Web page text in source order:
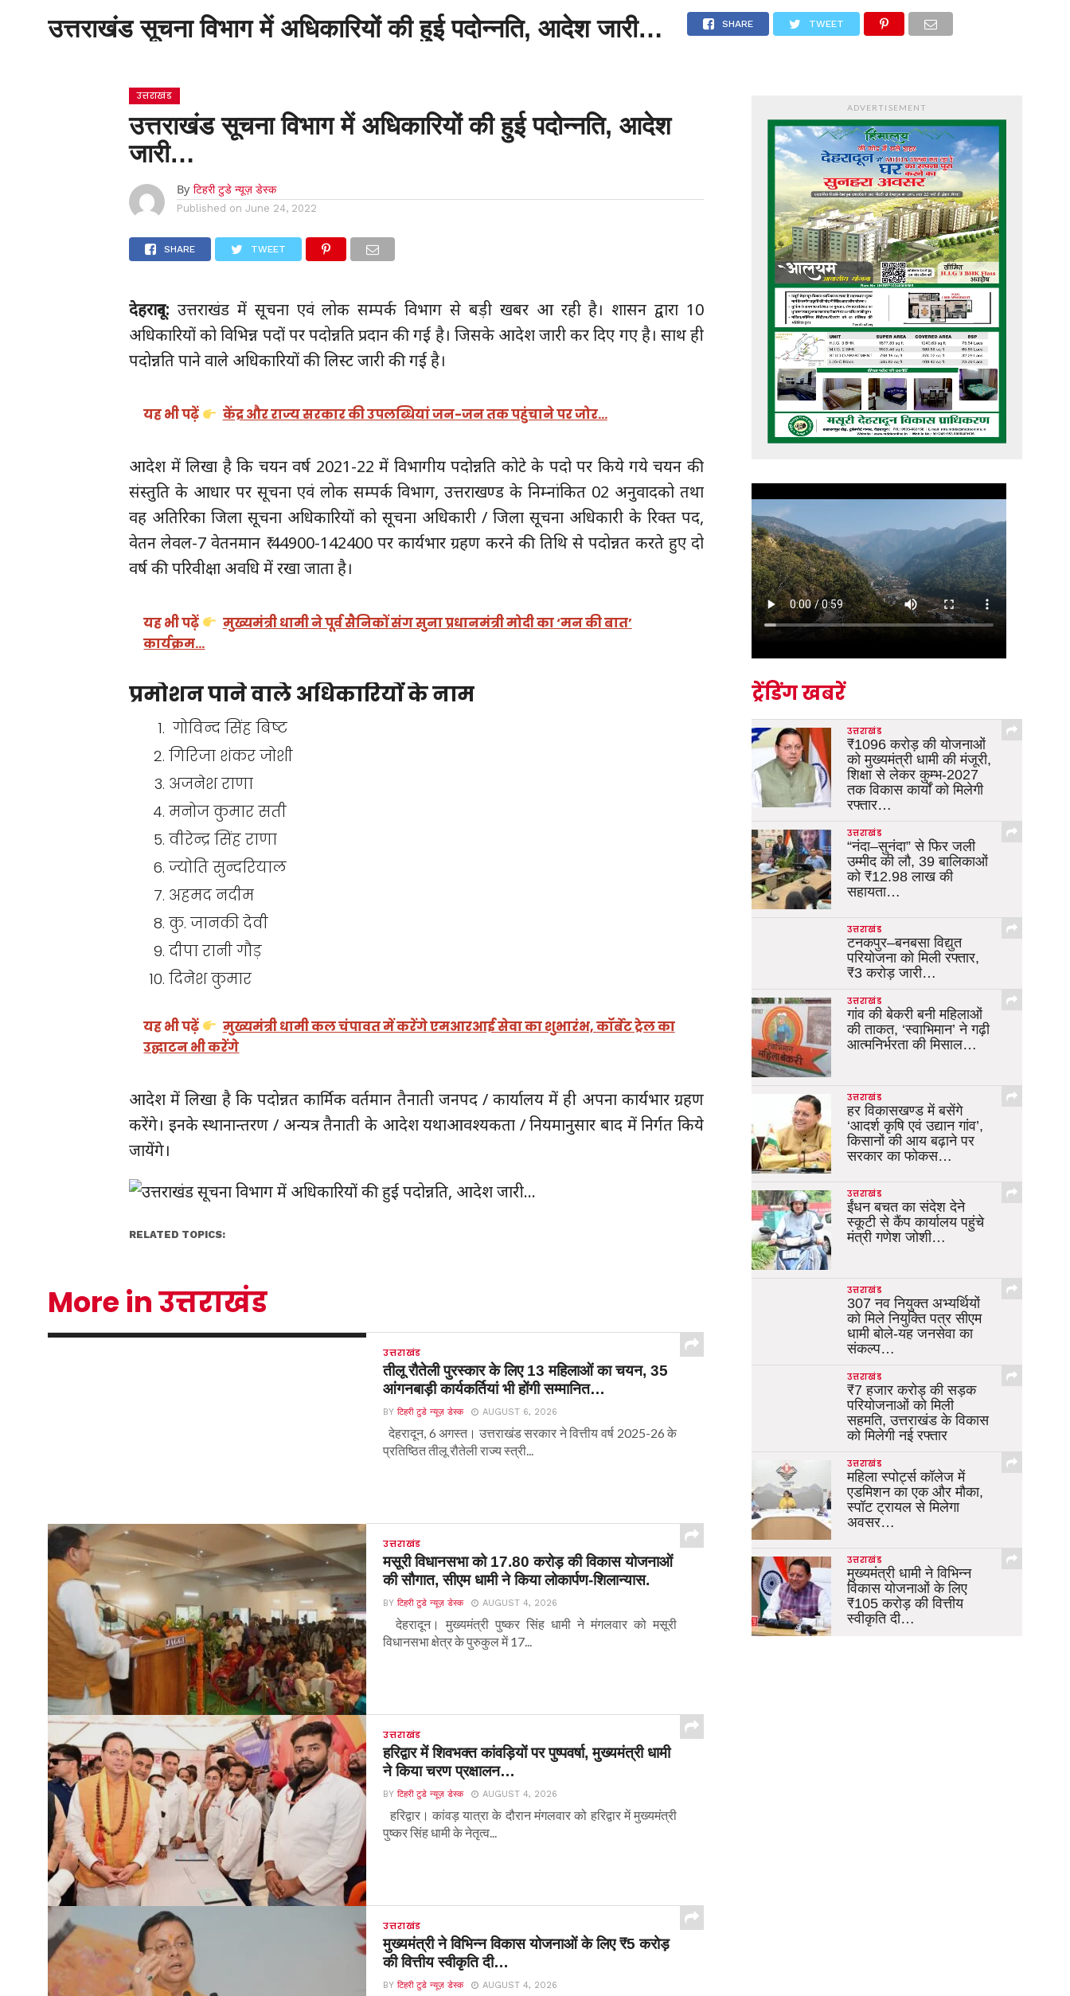
होम उत्तराखंड देश दुनिया संपर्क करें
उत्तराखंड सूचना विभाग में अधिकारियों की हुई पदोन्नति, आदेश जारी… SHARE TWEET
उत्तराखंड
उत्तराखंड सूचना विभाग में अधिकारियों की हुई पदोन्नति, आदेश
जारी…
By टिहरी टुडे न्यूज़ डेस्क
Published on June 24, 2022
SHARE TWEET
देहरादून: उत्तराखंड में सूचना एवं लोक सम्पर्क विभाग से बड़ी खबर आ रही है। शासन द्वारा 10
अधिकारियों को विभिन्न पदों पर पदोन्नति प्रदान की गई है। जिसके आदेश जारी कर दिए गए है। साथ ही
पदोन्नति पाने वाले अधिकारियों की लिस्ट जारी की गई है।
यह भी पढ़ें केंद्र और राज्य सरकार की उपलब्धियां जन-जन तक पहुंचाने पर जोर…
आदेश में लिखा है कि चयन वर्ष 2021-22 में विभागीय पदोन्नति कोटे के पदो पर किये गये चयन की
संस्तुति के आधार पर सूचना एवं लोक सम्पर्क विभाग, उत्तराखण्ड के निम्नांकित 02 अनुवादको तथा
वह अतिरिका जिला सूचना अधिकारियों को सूचना अधिकारी / जिला सूचना अधिकारी के रिक्त पद,
वेतन लेवल-7 वेतनमान ₹ 44900-142400 पर कार्यभार ग्रहण करने की तिथि से पदोन्नत करते हुए दो
वर्ष की परिवीक्षा अवधि में रखा जाता है।
यह भी पढ़ें
मुख्यमंत्री धामी ने पूर्व सैनिकों संग सुना प्रधानमंत्री मोदी का ‘मन की बात’
कार्यक्रम…
प्रमोशन पाने वाले अधिकारियों के नाम
गोविन्द सिंह बिष्ट
गिरिजा शंकर जोशी
अजनेश राणा
मनोज कुमार सती
वीरेन्द्र सिंह राणा
ज्योति सुन्दरियाल
अहमद नदीम
कु. जानकी देवी
दीपा रानी गौड़
दिनेश कुमार
यह भी पढ़ें
मुख्यमंत्री धामी कल चंपावत में करेंगे एमआरआई सेवा का शुभारंभ, कॉर्बेट ट्रेल का
उद्घाटन भी करेंगे
आदेश में लिखा है कि पदोन्नत कार्मिक वर्तमान तैनाती जनपद / कार्यालय में ही अपना कार्यभार ग्रहण
करेंगे। इनके स्थानान्तरण / अन्यत्र तैनाती के आदेश यथाआवश्यकता / नियमानुसार बाद में निर्गत किये
जायेंगे।
RELATED TOPICS:
More in उत्तराखंड
उत्तराखंड
तीलू रौतेली पुरस्कार के लिए 13 महिलाओं का चयन, 35
आंगनबाड़ी कार्यकर्तियां भी होंगी सम्मानित…
BYटिहरी टुडे न्यूज़ डेस्क AUGUST 6, 2026
देहरादून, 6 अगस्त। उत्तराखंड सरकार ने वित्तीय वर्ष 2025-26 के
प्रतिष्ठित तीलू रौतेली राज्य स्त्री...
उत्तराखंड
मसूरी विधानसभा को 17.80 करोड़ की विकास योजनाओं
की सौगात, सीएम धामी ने किया लोकार्पण-शिलान्यास.
BYटिहरी टुडे न्यूज़ डेस्क AUGUST 4, 2026
देहरादून। मुख्यमंत्री पुष्कर सिंह धामी ने मंगलवार को मसूरी
विधानसभा क्षेत्र के पुरुकुल में 17...
उत्तराखंड
हरिद्वार में शिवभक्त कांवड़ियों पर पुष्पवर्षा, मुख्यमंत्री धामी
ने किया चरण प्रक्षालन…
BYटिहरी टुडे न्यूज़ डेस्क AUGUST 4, 2026
हरिद्वार। कांवड़ यात्रा के दौरान मंगलवार को हरिद्वार में मुख्यमंत्री
पुष्कर सिंह धामी के नेतृत्व...
उत्तराखंड
मुख्यमंत्री ने विभिन्न विकास योजनाओं के लिए ₹5 करोड़
की वित्तीय स्वीकृति दी…
BYटिहरी टुडे न्यूज़ डेस्क AUGUST 4, 2026
ADVERTISEMENT
ट्रेंडिंग खबरें
उत्तराखंड
₹1096 करोड़ की योजनाओं
को मुख्यमंत्री धामी की मंजूरी,
शिक्षा से लेकर कुम्भ-2027
तक विकास कार्यों को मिलेगी
रफ्तार…
उत्तराखंड
“नंदा–सुनंदा” से फिर जली
उम्मीद की लौ, 39 बालिकाओं
को ₹12.98 लाख की
सहायता…
उत्तराखंड
टनकपुर–बनबसा विद्युत
परियोजना को मिली रफ्तार,
₹3 करोड़ जारी…
उत्तराखंड
गांव की बेकरी बनी महिलाओं
की ताकत, ‘स्वाभिमान’ ने गढ़ी
आत्मनिर्भरता की मिसाल…
उत्तराखंड
हर विकासखण्ड में बसेंगे
‘आदर्श कृषि एवं उद्यान गांव’,
किसानों की आय बढ़ाने पर
सरकार का फोकस…
उत्तराखंड
ईंधन बचत का संदेश देने
स्कूटी से कैंप कार्यालय पहुंचे
मंत्री गणेश जोशी…
उत्तराखंड
307 नव नियुक्त अभ्यर्थियों
को मिले नियुक्ति पत्र सीएम
धामी बोले-यह जनसेवा का
संकल्प…
उत्तराखंड
₹7 हजार करोड़ की सड़क
परियोजनाओं को मिली
सहमति, उत्तराखंड के विकास
को मिलेगी नई रफ्तार
उत्तराखंड
महिला स्पोर्ट्स कॉलेज में
एडमिशन का एक और मौका,
स्पॉट ट्रायल से मिलेगा
अवसर…
उत्तराखंड
मुख्यमंत्री धामी ने विभिन्न
विकास योजनाओं के लिए
₹105 करोड़ की वित्तीय
स्वीकृति दी…